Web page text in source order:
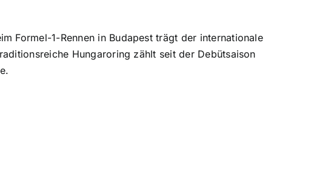
Formel-1-Rennen in Budapest trägt der internationale
Hungaroring zählt seit der Debütsaison